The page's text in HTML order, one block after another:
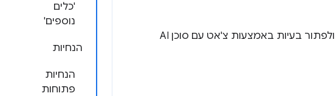
'כלים
נוספים'
הנחיות
הנחיות
פתוחות
שעוזרת להבין את האתר ולפתור בעיות באמצעות צ'אט עם סוכן AI